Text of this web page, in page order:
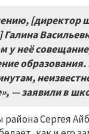
[директор
у неё
образования.
— заявили в
Сергея